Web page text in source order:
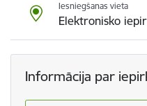
Iesniegšanas vieta
Elektronisko
Informācija par